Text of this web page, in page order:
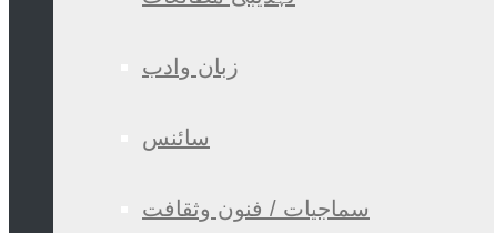
زبان وادب
سائنس
سماجیات / فنون وثقافت